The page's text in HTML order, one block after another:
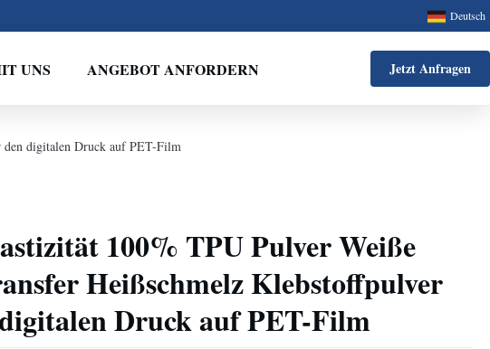
Deutsch
UNS ANGEBOT ANFORDERN Jetzt Anfragen
digitalen Druck auf PET-Film
100% TPU Pulver Weiße
Heißschmelz Klebstoffpulver
Druck auf PET-Film